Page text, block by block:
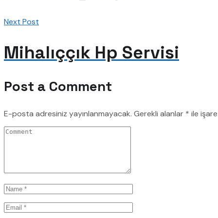
Next Post
Mihalıççık Hp Servisi
Post a Comment
E-posta adresiniz yayınlanmayacak. Gerekli alanlar * ile